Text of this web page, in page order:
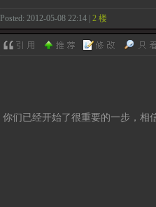
Posted: 2012-05-08 22:14 | 2 楼
你们已经开始了很重要的一步，